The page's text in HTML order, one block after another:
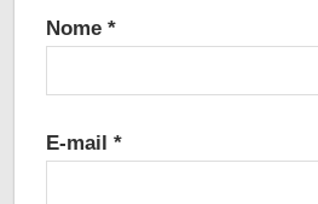
Nome *
E-mail *